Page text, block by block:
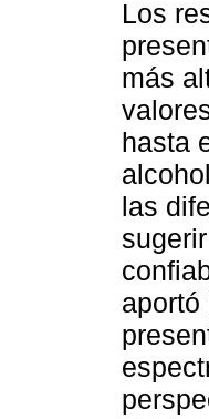
Los
más
hasta
las